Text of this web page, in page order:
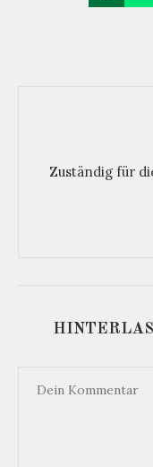
Zuständig für